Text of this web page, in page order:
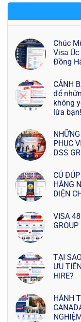
Chúc
Visa
Đồng
CẢNH
để
không
lừa bạn!
PHỤC
DSS
CÚ
HÀNG
DIỆN
VISA
TẠI
ƯU
HIRE?
HÀNH